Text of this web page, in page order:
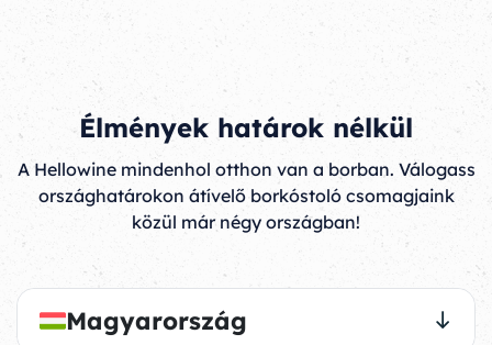
Élmények határok nélkül
A Hellowine mindenhol otthon van a borban. Válogass
országhatárokon átívelő borkóstoló csomagjaink
közül már négy országban!
Magyarország